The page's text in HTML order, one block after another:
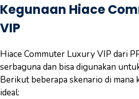
Kegunaan Hiace
VIP
Hiace Commuter Luxury VIP dari
serbaguna dan bisa digunakan
Berikut beberapa skenario di mana
ideal: